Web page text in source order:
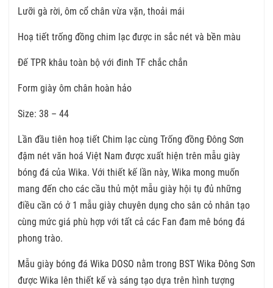
Lưỡi gà rời, ôm cổ chân vừa vặn, thoải mái
Hoạ tiết trống đồng chim lạc được in sắc nét và bền màu
Đế TPR khâu toàn bộ với đinh TF chắc chắn
Form giày ôm chân hoàn hảo
Size: 38 – 44
Lần đầu tiên hoạ tiết Chim lạc cùng Trống đồng Đông Sơn
đậm nét văn hoá Việt Nam được xuất hiện trên mẫu giày
bóng đá của Wika. Với thiết kế lần này, Wika mong muốn
mang đến cho các cầu thủ một mẫu giày hội tụ đủ những
điều cần có ở 1 mẫu giày chuyên dụng cho sân cỏ nhân tạo
cùng mức giá phù hợp với tất cả các Fan đam mê bóng đá
phong trào.
Mẫu giày bóng đá Wika DOSO nằm trong BST Wika Đông Sơn
được Wika lên thiết kế và sáng tạo dựa trên hình tượng